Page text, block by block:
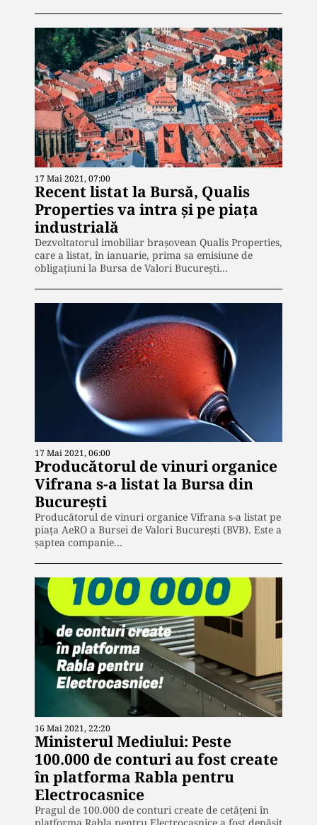
17 Mai 2021, 07:00
Recent listat la Bursă, Qualis
Properties va intra și pe piața
industrială
Dezvoltatorul imobiliar brașovean Qualis Properties,
care a listat, în ianuarie, prima sa emisiune de
obligațiuni la Bursa de Valori București…
17 Mai 2021, 06:00
Producătorul de vinuri organice
Vifrana s-a listat la Bursa din
București
Producătorul de vinuri organice Vifrana s-a listat pe
piața AeRO a Bursei de Valori București (BVB). Este a
șaptea companie…
16 Mai 2021, 22:20
Ministerul Mediului: Peste
100.000 de conturi au fost create
în platforma Rabla pentru
Electrocasnice
Pragul de 100.000 de conturi create de cetăţeni în